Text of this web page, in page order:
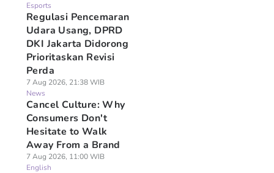
Esports
Regulasi Pencemaran
Udara Usang, DPRD
DKI Jakarta Didorong
Prioritaskan Revisi
Perda
7 Aug 2026, 21:38 WIB
News
Cancel Culture: Why
Consumers Don't
Hesitate to Walk
Away From a Brand
7 Aug 2026, 11:00 WIB
English